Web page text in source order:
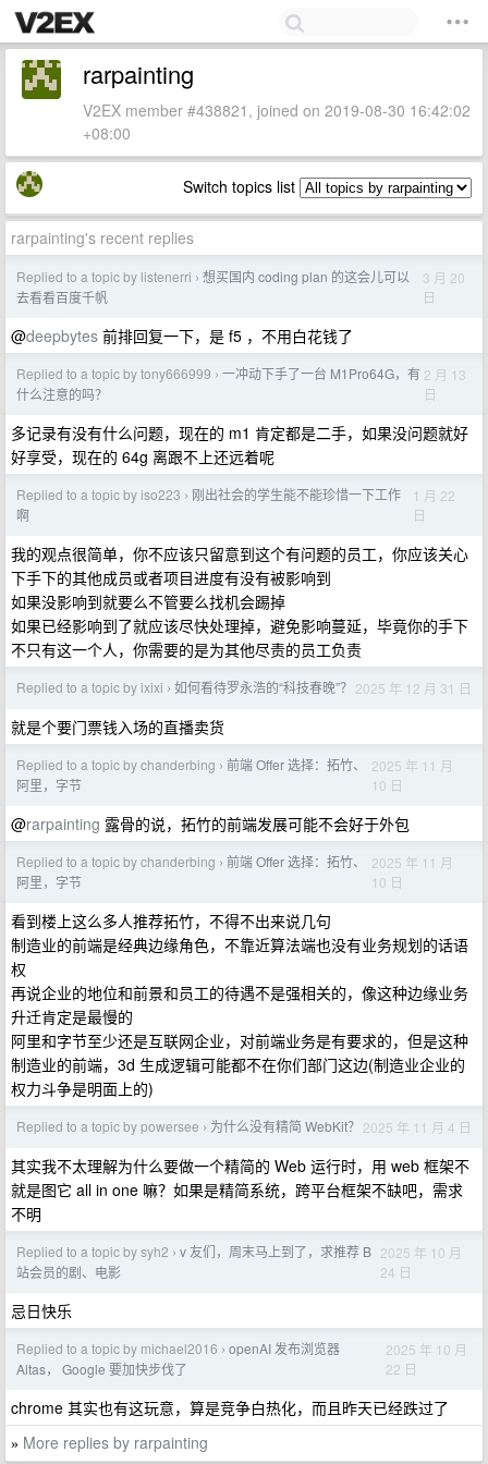
rarpainting
V2EX member #438821, joined on 2019-08-30 16:42:02
+08:00
Switch topics list
rarpainting's recent replies
Replied to a topic by listenerri › 想买国内 coding plan 的这会儿可以
去看看百度千帆
3 月 20
日
@deepbytes 前排回复一下，是 f5 ，不用白花钱了
Replied to a topic by tony666999 › 一冲动下手了一台 M1Pro64G，有
什么注意的吗？
2 月 13
日
多记录有没有什么问题，现在的 m1 肯定都是二手，如果没问题就好
好享受，现在的 64g 离跟不上还远着呢
Replied to a topic by iso223 › 刚出社会的学生能不能珍惜一下工作
啊
1 月 22
日
我的观点很简单，你不应该只留意到这个有问题的员工，你应该关心
下手下的其他成员或者项目进度有没有被影响到
如果没影响到就要么不管要么找机会踢掉
如果已经影响到了就应该尽快处理掉，避免影响蔓延，毕竟你的手下
不只有这一个人，你需要的是为其他尽责的员工负责
Replied to a topic by ixixi › 如何看待罗永浩的“科技春晚”？ 2025 年 12 月 31 日
就是个要门票钱入场的直播卖货
Replied to a topic by chanderbing › 前端 Offer 选择：拓竹、
阿里，字节
2025 年 11 月
10 日
@rarpainting 露骨的说，拓竹的前端发展可能不会好于外包
Replied to a topic by chanderbing › 前端 Offer 选择：拓竹、
阿里，字节
2025 年 11 月
10 日
看到楼上这么多人推荐拓竹，不得不出来说几句
制造业的前端是经典边缘角色，不靠近算法端也没有业务规划的话语
权
再说企业的地位和前景和员工的待遇不是强相关的，像这种边缘业务
升迁肯定是最慢的
阿里和字节至少还是互联网企业，对前端业务是有要求的，但是这种
制造业的前端，3d 生成逻辑可能都不在你们部门这边(制造业企业的
权力斗争是明面上的)
Replied to a topic by powersee › 为什么没有精简 WebKit？ 2025 年 11 月 4 日
其实我不太理解为什么要做一个精简的 Web 运行时，用 web 框架不
就是图它 all in one 嘛？如果是精简系统，跨平台框架不缺吧，需求
不明
Replied to a topic by syh2 › v 友们，周末马上到了，求推荐 B
站会员的剧、电影
2025 年 10 月
24 日
忌日快乐
Replied to a topic by michael2016 › openAI 发布浏览器
Altas， Google 要加快步伐了
2025 年 10 月
22 日
chrome 其实也有这玩意，算是竞争白热化，而且昨天已经跌过了
» More replies by rarpainting